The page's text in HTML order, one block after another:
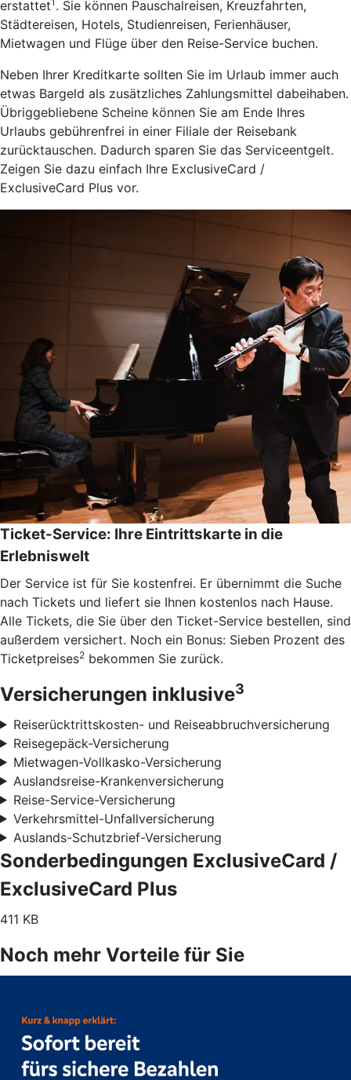
erstattet . Sie können Pauschalreisen, Kreuzfahrten,
Städtereisen, Hotels, Studienreisen, Ferienhäuser,
Mietwagen und Flüge über den Reise-Service buchen.
Neben Ihrer Kreditkarte sollten Sie im Urlaub immer auch
etwas Bargeld als zusätzliches Zahlungsmittel dabeihaben.
Übriggebliebene Scheine können Sie am Ende Ihres
Urlaubs gebührenfrei in einer Filiale der Reisebank
zurücktauschen. Dadurch sparen Sie das Serviceentgelt.
Zeigen Sie dazu einfach Ihre ExclusiveCard /
ExclusiveCard Plus vor.
Ticket-Service: Ihre Eintrittskarte in die
Erlebniswelt
Der Service ist für Sie kostenfrei. Er übernimmt die Suche
nach Tickets und liefert sie Ihnen kostenlos nach Hause.
Alle Tickets, die Sie über den Ticket-Service bestellen, sind
außerdem versichert. Noch ein Bonus: Sieben Prozent des
Ticketpreises2 bekommen Sie zurück.
Versicherungen inklusive3
Reiserücktrittskosten- und Reiseabbruchversicherung
Reisegepäck-Versicherung
Mietwagen-Vollkasko-Versicherung
Auslandsreise-Krankenversicherung
Reise-Service-Versicherung
Verkehrsmittel-Unfallversicherung
Auslands-Schutzbrief-Versicherung
Sonderbedingungen ExclusiveCard /
ExclusiveCard Plus
411 KB
Noch mehr Vorteile für Sie